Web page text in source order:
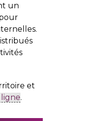
un
et
.